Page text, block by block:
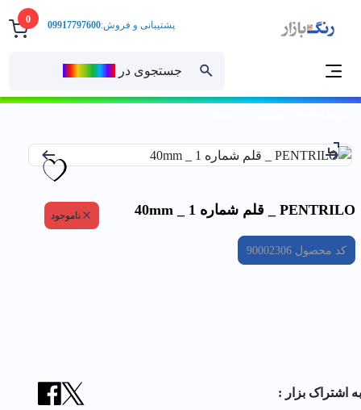
0
جستجوی در
پشتیبانی و فروش:09917797600
PENTRILO _ قلم شماره 1 _ 40mm ناموجود
کد محصول90002306
به اشتراک بزار :